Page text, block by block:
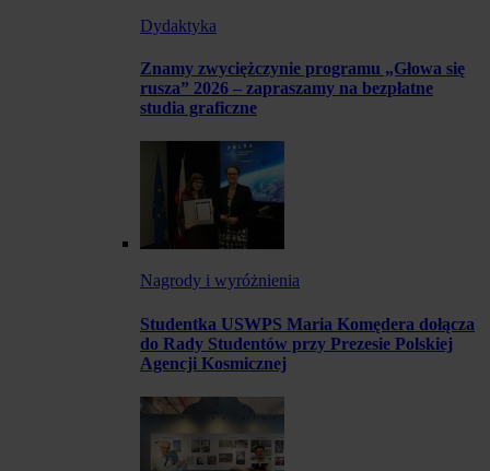
Dydaktyka
Znamy zwyciężczynie programu „Głowa się
rusza” 2026 – zapraszamy na bezpłatne
studia graficzne
Nagrody i wyróżnienia
Studentka USWPS Maria Komędera dołącza
do Rady Studentów przy Prezesie Polskiej
Agencji Kosmicznej